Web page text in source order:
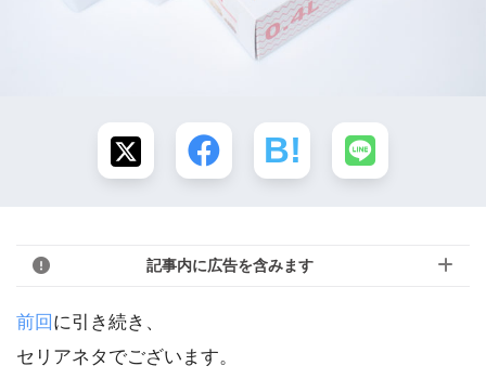
記事内に広告を含みます
前回 に引き続き、
セリアネタでございます。